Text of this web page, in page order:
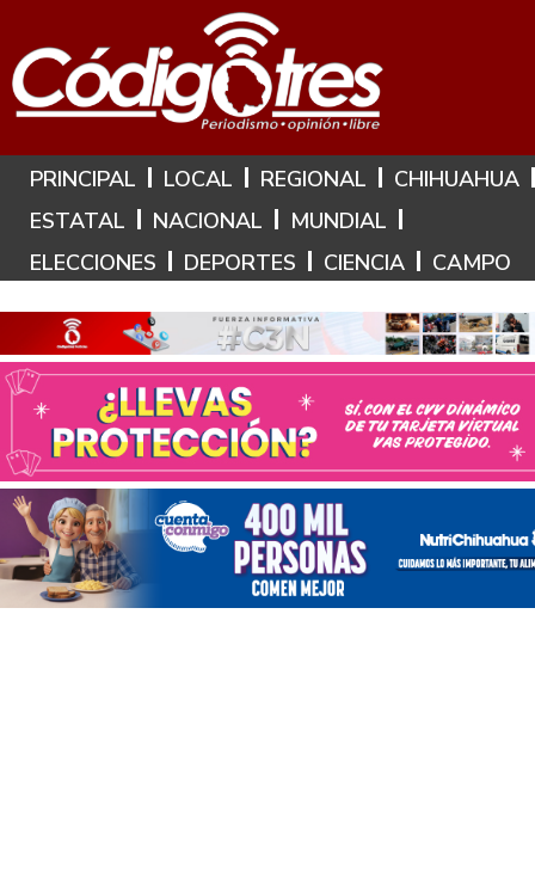
Hoy es: 6 de Agosto de 2026
PRINCIPAL LOCAL REGIONAL
CHIHUAHUA
ESTATAL
NACIONAL
MUNDIAL
ELECCIONES
DEPORTES CIENCIA CAMPO